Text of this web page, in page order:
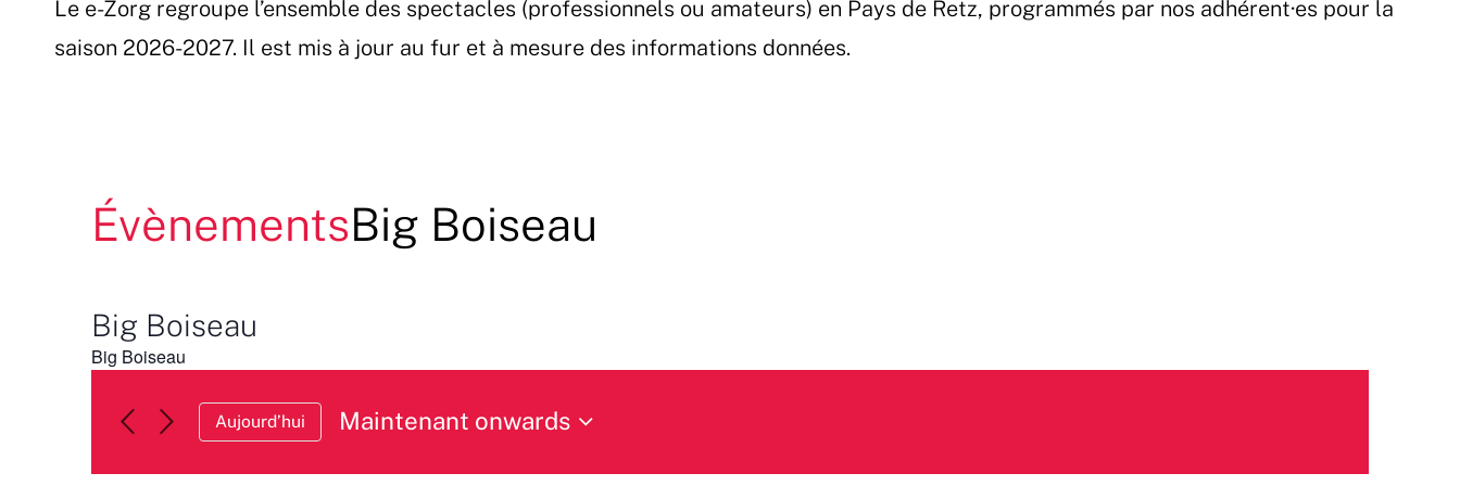
Le e-Zorg regroupe l’ensemble des spectacles (professionnels ou amateurs) en Pays de Retz, programmés par nos adhérent·es pour la
saison 2026-2027. Il est mis à jour au fur et à mesure des informations données.
ÉvènementsBig Boiseau
Big Boiseau
Big Boiseau
Aujourd’hui
Maintenant onwards
une